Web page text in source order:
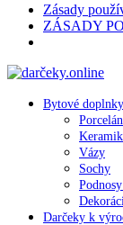
Zásady
ZÁSADY
Bytové
Porcelán
Vázy
Sochy
Darčeky k